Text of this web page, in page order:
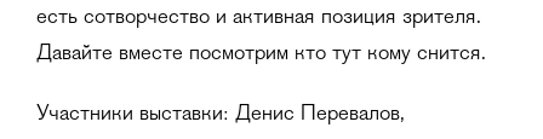
есть сотворчество и активная позиция зрителя.
Давайте вместе посмотрим кто тут кому снится.
Участники выставки: Денис Перевалов,